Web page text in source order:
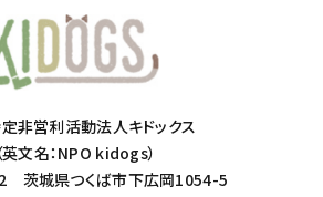
非営利活動法人キドックス
英文名：NPO kidogs）
茨城県つくば市下広岡1054-5